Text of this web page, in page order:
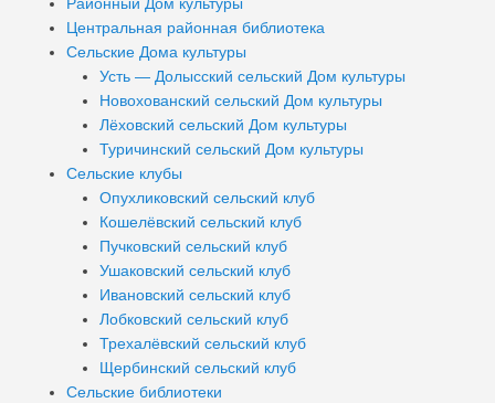
Центральная районная библиотека
Сельские Дома культуры
Усть — Долысский сельский Дом культуры
Новохованский сельский Дом культуры
Лёховский сельский Дом культуры
Туричинский сельский Дом культуры
Сельские клубы
Опухликовский сельский клуб
Кошелёвский сельский клуб
Пучковский сельский клуб
Ушаковский сельский клуб
Ивановский сельский клуб
Лобковский сельский клуб
Трехалёвский сельский клуб
Щербинский сельский клуб
Сельские библиотеки